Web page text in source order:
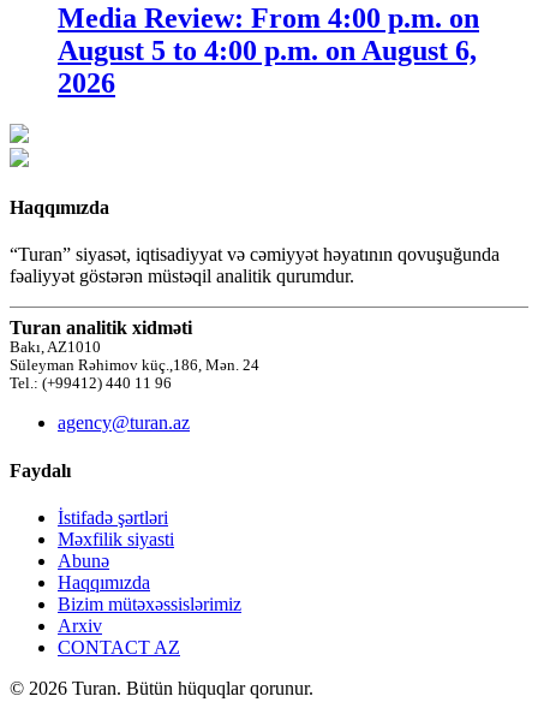
Media Review: From 4:00 p.m. on
August 5 to 4:00 p.m. on August 6,
2026
Haqqımızda
“Turan” siyasət, iqtisadiyyat və cəmiyyət həyatının qovuşuğunda
fəaliyyət göstərən müstəqil analitik qurumdur.
Turan analitik xidməti
Bakı, AZ1010
Süleyman Rəhimov küç.,186, Mən. 24
Tel.: (+99412) 440 11 96
agency@turan.az
Faydalı
İstifadə şərtləri
Məxfilik siyasti
Abunə
Haqqımızda
Bizim mütəxəssislərimiz
Arxiv
CONTACT AZ
© 2026 Turan. Bütün hüquqlar qorunur.